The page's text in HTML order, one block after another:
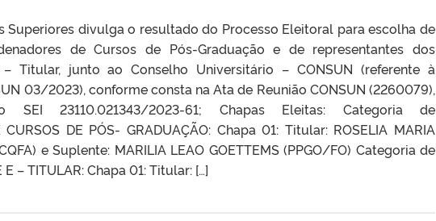
Superiores divulga o resultado do Processo Eleitoral para escolha de
de Cursos de Pós-Graduação e de representantes dos
Titular, junto ao Conselho Universitário – CONSUN (referente à
03/2023), conforme consta na Ata de Reunião CONSUN (2260079),
SEI 23110.021343/2023-61; Chapas Eleitas: Categoria de
CURSOS DE PÓS- GRADUAÇÃO: Chapa 01: Titular: ROSELIA MARIA
e Suplente: MARILIA LEAO GOETTEMS (PPGO/FO) Categoria de
E – TITULAR: Chapa 01: Titular: […]